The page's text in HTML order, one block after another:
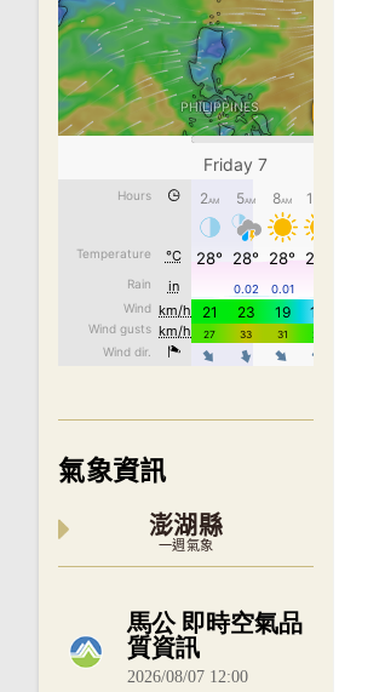
氣象資訊
澎湖縣
一週氣象
內嵌空氣品質小工具為視覺